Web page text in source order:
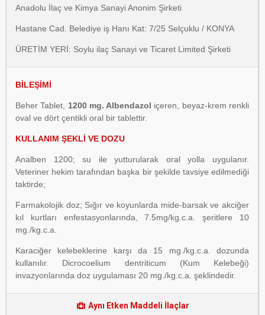
Anadolu İlaç ve Kimya Sanayi Anonim Şirketi
Hastane Cad. Belediye iş Hanı Kat: 7/25 Selçuklu / KONYA
ÜRETİM YERİ: Soylu ilaç Sanayi ve Ticaret Limited Şirketi
BİLEŞİMİ
Beher Tablet, 1200 mg. Albendazol içeren, beyaz-krem renkli
oval ve dört çentikli oral bir tablettir.
KULLANIM ŞEKLİ VE DOZU
Analben 1200; su ile yutturularak oral yolla uygulanır.
Veteriner hekim tarafından başka bir şekilde tavsiye edilmediği
taktirde;
Farmakolojik doz; Sığır ve koyunlarda mide-barsak ve akciğer
kıl kurtları enfestasyonlarında, 7.5mg/kg.c.a. şeritlere 10
mg./kg.c.a.
Karaciğer kelebeklerine karşı da 15 mg./kg.c.a. dozunda
kullanılır. Dicrocoelium dentriticum (Kum Kelebeği)
invazyonlarında doz uygulaması 20 mg./kg.c.a. şeklindedir.
Aynı Etken Maddeli İlaçlar